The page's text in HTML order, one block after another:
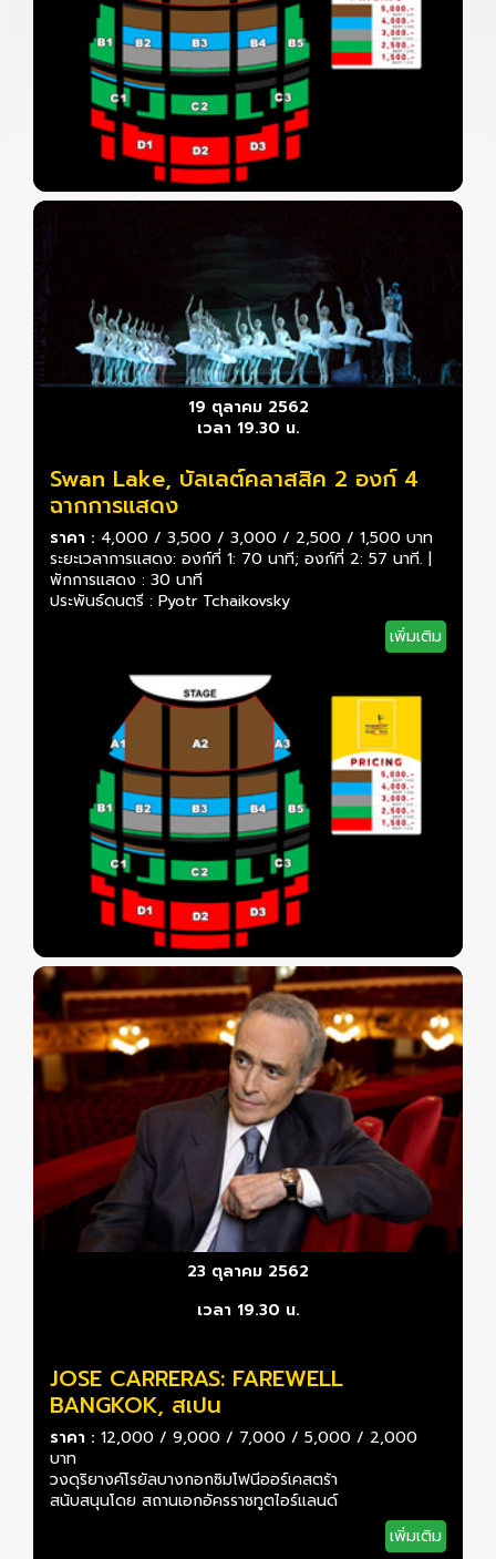
19 ตุลาคม 2562
เวลา 19.30 น.
Swan Lake, บัลเลต์คลาสสิค 2 องก์ 4
ฉากการแสดง
ราคา : 4,000 / 3,500 / 3,000 / 2,500 / 1,500 บาท
ระยะเวลาการแสดง: องก์ที่ 1: 70 นาที; องก์ที่ 2: 57 นาที. |
พักการแสดง : 30 นาที
ประพันธ์ดนตรี : Pyotr Tchaikovsky
เพิ่มเติม
23 ตุลาคม 2562
เวลา 19.30 น.
JOSE CARRERAS: FAREWELL
BANGKOK, สเปน
ราคา : 12,000 / 9,000 / 7,000 / 5,000 / 2,000
บาท
วงดุริยางค์โรยัลบางกอกซิมโฟนีออร์เคสตร้า
สนับสนุนโดย สถานเอกอัครราชทูตไอร์แลนด์
เพิ่มเติม